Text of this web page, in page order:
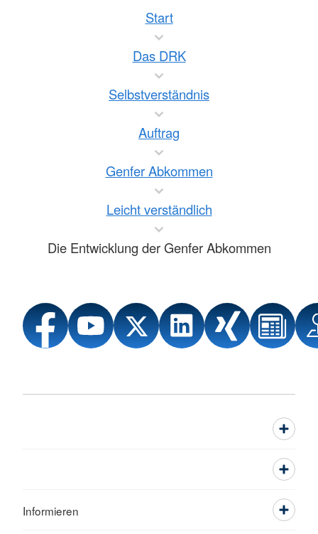
Start
Das DRK
Selbstverständnis
Auftrag
Genfer Abkommen
Leicht verständlich
Die Entwicklung der Genfer Abkommen
Informieren